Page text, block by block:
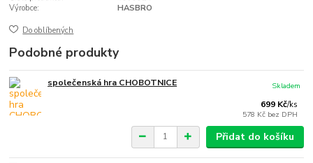
Výrobce:
HASBRO
Do oblíbených
Podobné produkty
společenská hra CHOBOTNICE
699 Kč/ks
578 Kč bez DPH
Skladem
Přidat do košíku